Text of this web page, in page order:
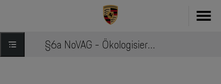
Fahrzeug konfigurieren §6a NoVAG - Ökologisierungsgesetz